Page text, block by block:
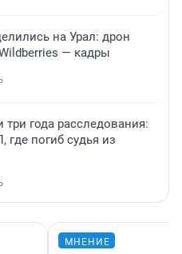
на Урал: дрон
— кадры
три года расследования:
где погиб судья из
МНЕНИЕ